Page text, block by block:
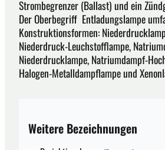
Strombegrenzer (Ballast) und ein
Der Oberbegriff Entladungslampe
Konstruktionsformen:
Niederdruck-Leuchstofflampe,
Niederdrucklampe, Natriumdampf-
Halogen-Metalldampflampe und
Weitere Bezeichnungen